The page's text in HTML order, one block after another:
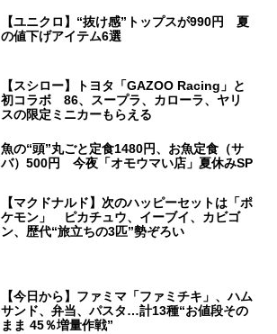
【ユニクロ】“抜け感”トップスが990円 夏
の値下げアイテム6選
【スシロー】トヨタ「GAZOO Racing」と
初コラボ 86、スープラ、カローラ、ヤリ
スの限定ミニカーもらえる
魚の“頭”丸ごと定食1480円、お魚定食（サ
バ）500円 今夜「オモウマい店」夏休みSP
【マクドナルド】次のハッピーセットは「ポ
ケモン」 ピカチュウ、イーブイ、カビゴ
ン、歴代“旅立ちの3匹”勢ぞろい
【今日から】ファミマ「ファミチキ」、ハム
サンド、弁当、パスタ…計13種“お値段その
まま 45％増量作戦”